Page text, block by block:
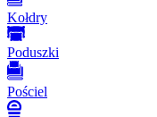
Kołdry
Poduszki
Pościel